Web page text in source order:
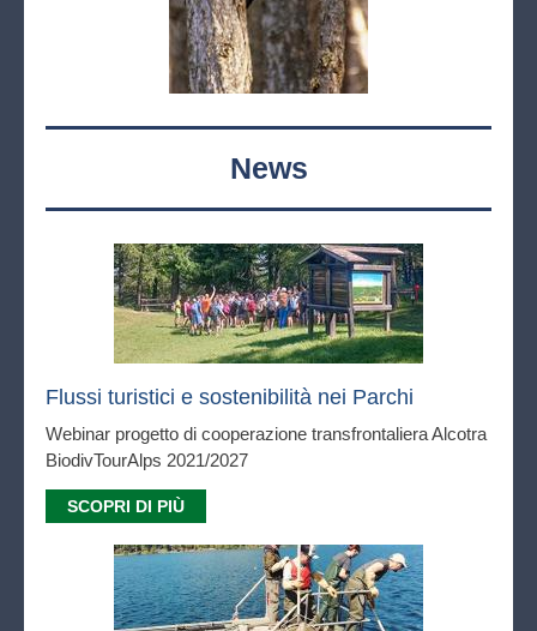
News
Flussi turistici e sostenibilità nei Parchi
Webinar progetto di cooperazione transfrontaliera Alcotra
BiodivTourAlps 2021/2027
SCOPRI DI PIÙ